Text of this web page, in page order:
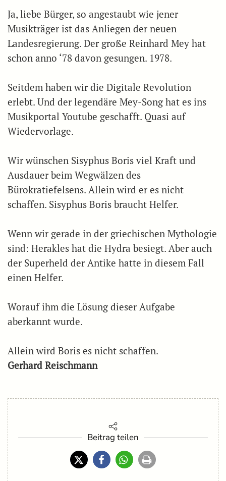
Ja, liebe Bürger, so angestaubt wie jener
Musikträger ist das Anliegen der neuen
Landesregierung. Der große Reinhard Mey hat
schon anno ‘78 davon gesungen. 1978.
Seitdem haben wir die Digitale Revolution
erlebt. Und der legendäre Mey-Song hat es ins
Musikportal Youtube geschafft. Quasi auf
Wiedervorlage.
Wir wünschen Sisyphus Boris viel Kraft und
Ausdauer beim Wegwälzen des
Bürokratiefelsens. Allein wird er es nicht
schaffen. Sisyphus Boris braucht Helfer.
Wenn wir gerade in der griechischen Mythologie
sind: Herakles hat die Hydra besiegt. Aber auch
der Superheld der Antike hatte in diesem Fall
einen Helfer.
Worauf ihm die Lösung dieser Aufgabe
aberkannt wurde.
Allein wird Boris es nicht schaffen.
Gerhard Reischmann
Beitrag teilen